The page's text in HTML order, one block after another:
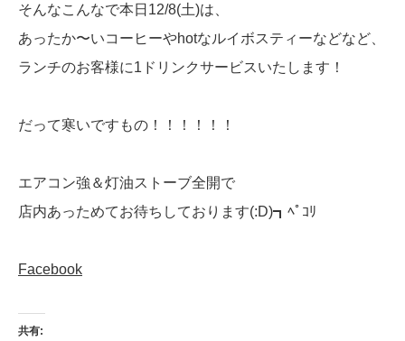
そんなこんなで本日12/8(土)は、
あったか〜いコーヒーやhotなルイボスティーなどなど、
ランチのお客様に1ドリンクサービスいたします！
だって寒いですもの！！！！！！
エアコン強＆灯油ストーブ全開で
店内あっためてお待ちしております(:D)┓ﾍﾟｺﾘ
Facebook
共有: